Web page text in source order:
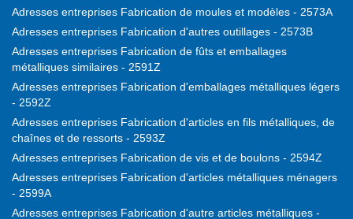
Adresses entreprises Fabrication de moules et modèles - 2573A
Adresses entreprises Fabrication d'autres outillages - 2573B
Adresses entreprises Fabrication de fûts et emballages
métalliques similaires - 2591Z
Adresses entreprises Fabrication d'emballages métalliques légers
- 2592Z
Adresses entreprises Fabrication d'articles en fils métalliques, de
chaînes et de ressorts - 2593Z
Adresses entreprises Fabrication de vis et de boulons - 2594Z
Adresses entreprises Fabrication d'articles métalliques ménagers
- 2599A
Adresses entreprises Fabrication d'autre articles métalliques -